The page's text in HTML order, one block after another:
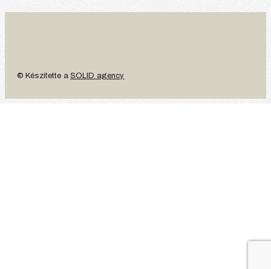
© Készítette a SOLID agency